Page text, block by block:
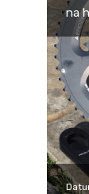
na
na